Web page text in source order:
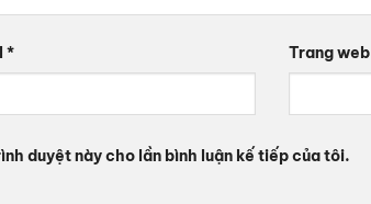
* Trang web
duyệt này cho lần bình luận kế tiếp của tôi.